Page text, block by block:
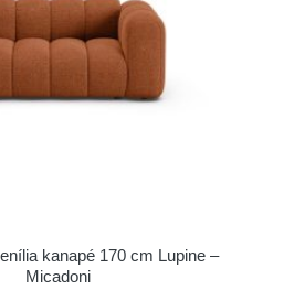
kanapé 170 cm Lupine –
Micadoni